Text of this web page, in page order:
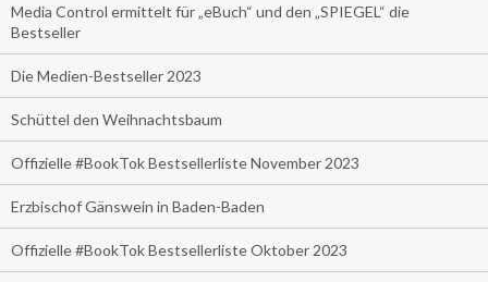
Media Control ermittelt für „eBuch“ und den „SPIEGEL“ die
Bestseller
Die Medien-Bestseller 2023
Schüttel den Weihnachtsbaum
Offizielle #BookTok Bestsellerliste November 2023
Erzbischof Gänswein in Baden-Baden
Offizielle #BookTok Bestsellerliste Oktober 2023